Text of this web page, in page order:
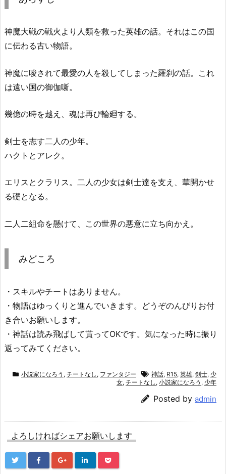
神魔大戦の戦火より人類を救った英雄の話。それはこの国
に伝わる古い物語。
神魔に唆されて最愛の人を殺してしまった羅刹の話。これ
は遠い国の御伽噺。
幾億の時を越え、魂は再び輪廻する。
剣士を志す二人の少年。
ハクトとアレク。
エリスとクラリス。二人の少女は剣士達を支え、華開かせ
る礎となる。
二人二組命を懸けて、この世界の悪意に立ち向かえ。
みどころ
・スキルやチートはありません。
・物語はゆっくりと進んでいきます。どうぞのんびりお付
き合いお願いします。
・神話は読み飛ばして貰ってOKです。気になった時に振り
返ってみてください。
小説家になろう , チートなし , ファンタジー 神話, R15, 英雄, 剣士, 少
女, チートなし , 小説家になろう , 少年
Posted by admin
よろしければシェアお願いします